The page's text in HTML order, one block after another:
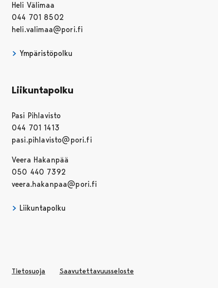
Heli Välimaa
044 701 8502
heli.valimaa@pori.fi
Ympäristöpolku
Liikuntapolku
Pasi Pihlavisto
044 701 1413
pasi.pihlavisto@pori.fi
Veera Hakanpää
050 440 7392
veera.hakanpaa@pori.fi
Liikuntapolku
Tietosuoja Avautuu uudessa välilehdessä
Saavutettavuusseloste